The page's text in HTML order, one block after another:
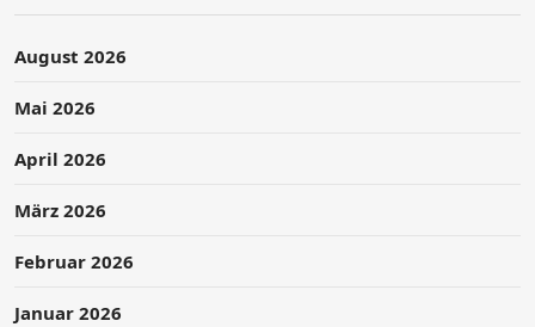
August 2026
Mai 2026
April 2026
März 2026
Februar 2026
Januar 2026